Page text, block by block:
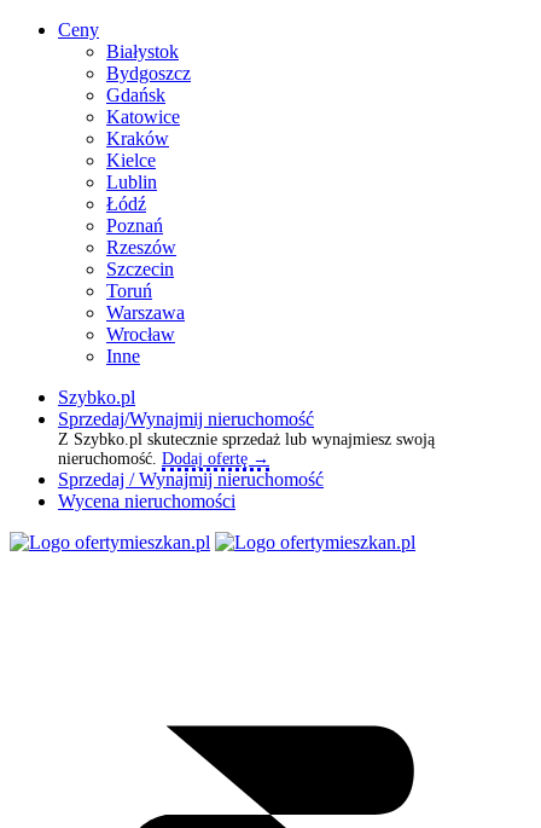
Ceny
Białystok
Bydgoszcz
Gdańsk
Katowice
Kraków
Kielce
Lublin
Łódź
Poznań
Rzeszów
Szczecin
Toruń
Warszawa
Wrocław
Inne
Szybko.pl
Sprzedaj/Wynajmij nieruchomość
Z Szybko.pl skutecznie sprzedaż lub wynajmiesz swoją
nieruchomość. Dodaj ofertę →
Sprzedaj / Wynajmij nieruchomość
Wycena nieruchomości